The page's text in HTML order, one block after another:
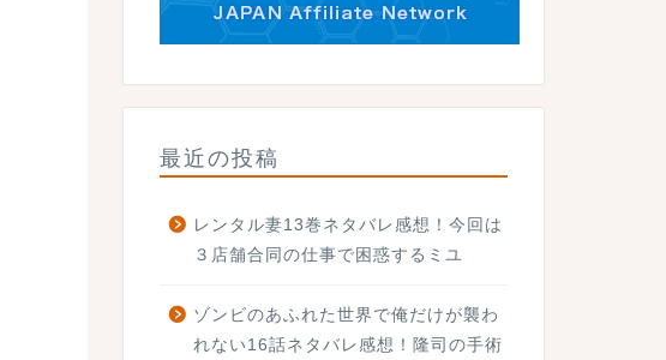
最近の投稿
レンタル妻13巻ネタバレ感想！今回は
３店舗合同の仕事で困惑するミユ
ゾンビのあふれた世界で俺だけが襲わ
れない16話ネタバレ感想！隆司の手術